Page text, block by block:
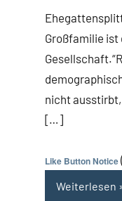
Großfamilie ist
nicht
[…]
Like Button Notice(
Weiterlesen